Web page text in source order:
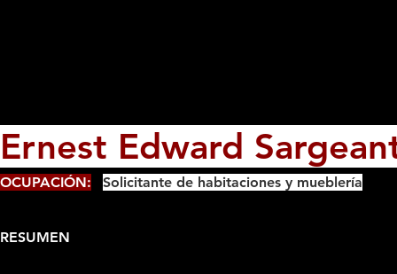
Ernest Edward
Solicitante de habitaciones y mueblería
OCUPACIÓN:
RESUMEN